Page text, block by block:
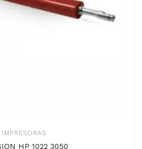
IMPRESORAS
HP 1022 3050